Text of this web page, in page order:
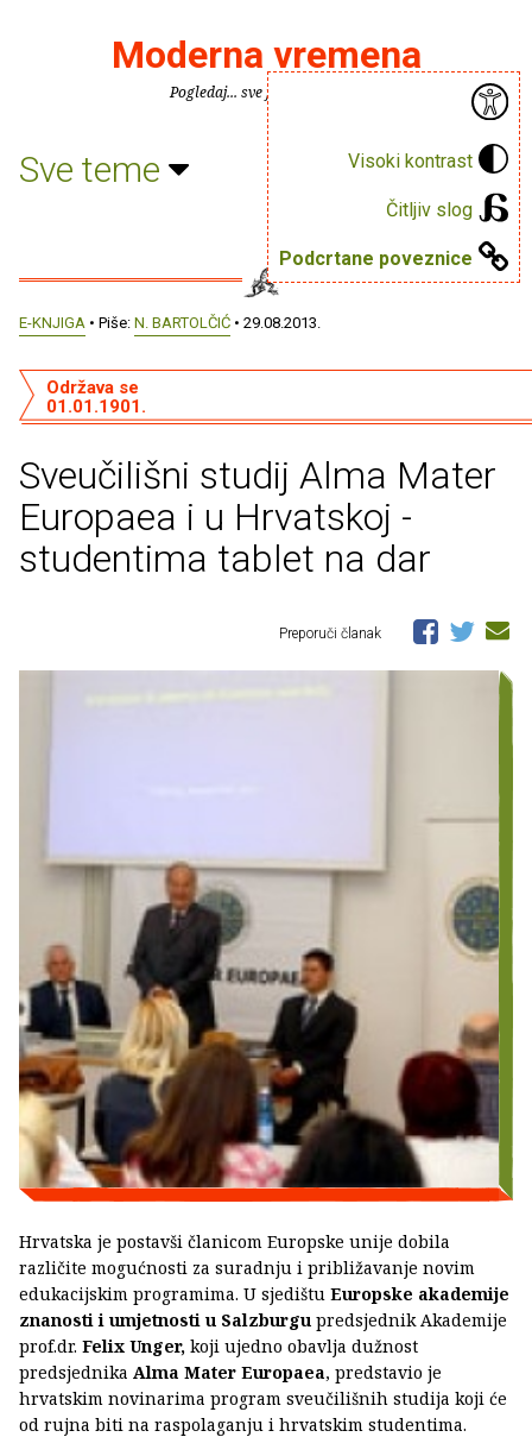
Visoki kontrast
Čitljiv slog
Podcrtane poveznice
Moderna vremena
Pogledaj... sve je puno knjiga.
Sve teme
E-KNJIGA • Piše: N. BARTOLČIĆ • 29.08.2013.
Sveučilišni studij Alma Mater
Europaea i u Hrvatskoj -
studentima tablet na dar
Održava se
01.01.1901.
Preporuči članak
Hrvatska je postavši članicom Europske unije dobila
različite mogućnosti za suradnju i približavanje novim
edukacijskim programima. U sjedištu Europske akademije
znanosti i umjetnosti u Salzburgu predsjednik Akademije
prof.dr. Felix Unger, koji ujedno obavlja dužnost
predsjednika Alma Mater Europaea, predstavio je
hrvatskim novinarima program sveučilišnih studija koji će
od rujna biti na raspolaganju i hrvatskim studentima.